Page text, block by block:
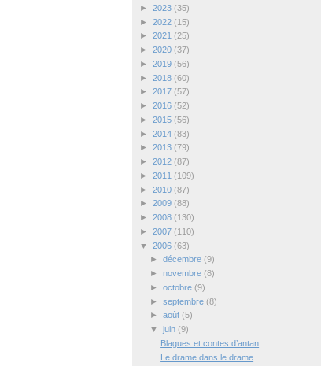
► 2023 (35)
► 2022 (15)
► 2021 (25)
► 2020 (37)
► 2019 (56)
► 2018 (60)
► 2017 (57)
► 2016 (52)
► 2015 (56)
► 2014 (83)
► 2013 (79)
► 2012 (87)
► 2011 (109)
► 2010 (87)
► 2009 (88)
► 2008 (130)
► 2007 (110)
▼ 2006 (63)
► décembre (9)
► novembre (8)
► octobre (9)
► septembre (8)
► août (5)
▼ juin (9)
Blagues et contes d’antan
Le drame dans le drame